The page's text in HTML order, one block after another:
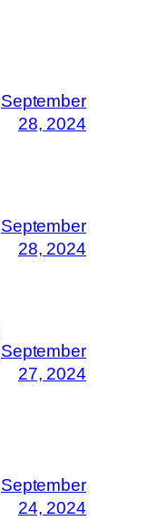
September
28, 2024
September
28, 2024
September
27, 2024
September
24, 2024